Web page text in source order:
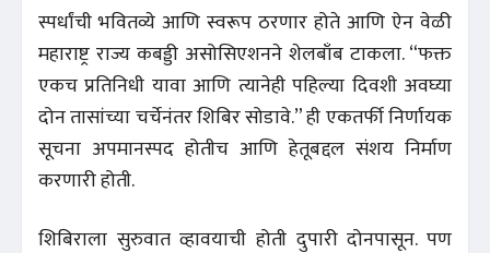
स्पर्धांची भवितव्ये आणि स्वरूप ठरणार होते आणि ऐन वेळी
महाराष्ट्र राज्य कबड्डी असोसिएशनने शेलबाँब टाकला. “फक्त
एकच प्रतिनिधी यावा आणि त्यानेही पहिल्या दिवशी अवघ्या
दोन तासांच्या चर्चेनंतर शिबिर सोडावे.” ही एकतर्फी निर्णायक
सूचना अपमानस्पद होतीच आणि हेतूबद्दल संशय निर्माण
करणारी होती.
शिबिराला सुरुवात व्हावयाची होती दुपारी दोनपासून. पण